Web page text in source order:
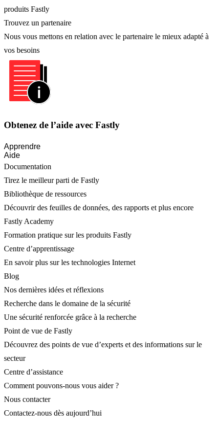
produits Fastly
Trouvez un partenaire
Nous vous mettons en relation avec le partenaire le mieux adapté à
vos besoins
Obtenez de l’aide avec Fastly
Apprendre
Aide
Documentation
Tirez le meilleur parti de Fastly
Bibliothèque de ressources
Découvrir des feuilles de données, des rapports et plus encore
Fastly Academy
Formation pratique sur les produits Fastly
Centre d’apprentissage
En savoir plus sur les technologies Internet
Blog
Nos dernières idées et réflexions
Recherche dans le domaine de la sécurité
Une sécurité renforcée grâce à la recherche
Point de vue de Fastly
Découvrez des points de vue d’experts et des informations sur le
secteur
Centre d’assistance
Comment pouvons-nous vous aider ?
Nous contacter
Contactez-nous dès aujourd’hui